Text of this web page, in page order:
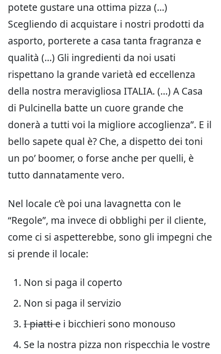
potete gustare una ottima pizza (…)
Scegliendo di acquistare i nostri prodotti da
asporto, porterete a casa tanta fragranza e
qualità (…) Gli ingredienti da noi usati
rispettano la grande varietà ed eccellenza
della nostra meravigliosa ITALIA. (…) A Casa
di Pulcinella batte un cuore grande che
donerà a tutti voi la migliore accoglienza”. E il
bello sapete qual è? Che, a dispetto dei toni
un po’ boomer, o forse anche per quelli, è
tutto dannatamente vero.
Nel locale c’è poi una lavagnetta con le
“Regole”, ma invece di obblighi per il cliente,
come ci si aspetterebbe, sono gli impegni che
si prende il locale:
Non si paga il coperto
Non si paga il servizio
I piatti e i bicchieri sono monouso
Se la nostra pizza non rispecchia le vostre